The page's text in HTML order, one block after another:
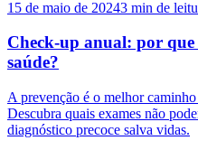
15 de maio de 20243 min de
Check-up anual: por que
saúde?
A prevenção é o melhor
Descubra quais exames não
diagnóstico precoce salva vidas.